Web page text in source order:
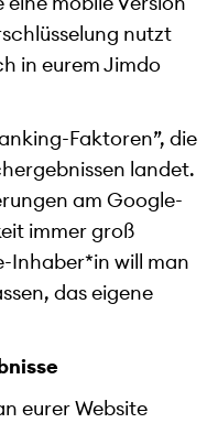
nutzt
in eurem Jimdo
Faktoren”, die
landet.
am Google-
immer groß
Inhaber*in will man
das eigene
eurer Website